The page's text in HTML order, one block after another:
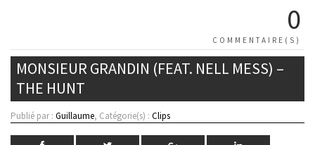
0
COMMENTAIRE(S)
MONSIEUR GRANDIN (FEAT. NELL MESS) –
THE HUNT
Publié par : Guillaume, Catégorie(s) : Clips